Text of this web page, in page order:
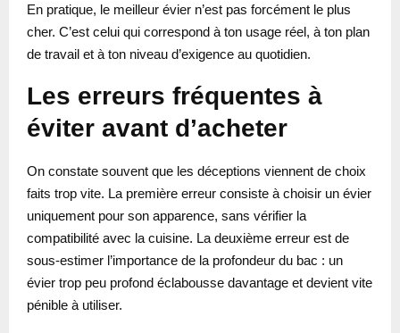
En pratique, le meilleur évier n’est pas forcément le plus
cher. C’est celui qui correspond à ton usage réel, à ton plan
de travail et à ton niveau d’exigence au quotidien.
Les erreurs fréquentes à
éviter avant d’acheter
On constate souvent que les déceptions viennent de choix
faits trop vite. La première erreur consiste à choisir un évier
uniquement pour son apparence, sans vérifier la
compatibilité avec la cuisine. La deuxième erreur est de
sous-estimer l’importance de la profondeur du bac : un
évier trop peu profond éclabousse davantage et devient vite
pénible à utiliser.